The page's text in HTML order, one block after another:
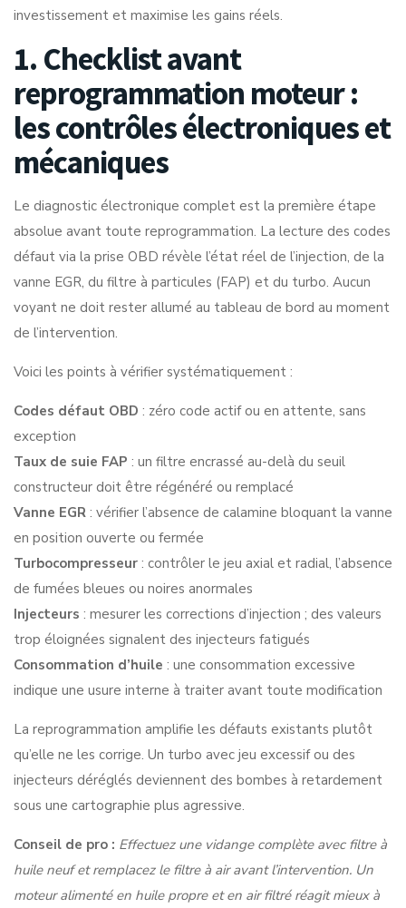
investissement et maximise les gains réels.
1. Checklist avant
reprogrammation moteur :
les contrôles électroniques et
mécaniques
Le diagnostic électronique complet est la première étape
absolue avant toute reprogrammation. La lecture des codes
défaut via la prise OBD révèle l’état réel de l’injection, de la
vanne EGR, du filtre à particules (FAP) et du turbo. Aucun
voyant ne doit rester allumé au tableau de bord au moment
de l’intervention.
Voici les points à vérifier systématiquement :
Codes défaut OBD : zéro code actif ou en attente, sans
exception
Taux de suie FAP : un filtre encrassé au-delà du seuil
constructeur doit être régénéré ou remplacé
Vanne EGR : vérifier l’absence de calamine bloquant la vanne
en position ouverte ou fermée
Turbocompresseur : contrôler le jeu axial et radial, l’absence
de fumées bleues ou noires anormales
Injecteurs : mesurer les corrections d’injection ; des valeurs
trop éloignées signalent des injecteurs fatigués
Consommation d’huile : une consommation excessive
indique une usure interne à traiter avant toute modification
La reprogrammation amplifie les défauts existants plutôt
qu’elle ne les corrige. Un turbo avec jeu excessif ou des
injecteurs déréglés deviennent des bombes à retardement
sous une cartographie plus agressive.
Conseil de pro : Effectuez une vidange complète avec filtre à
huile neuf et remplacez le filtre à air avant l’intervention. Un
moteur alimenté en huile propre et en air filtré réagit mieux à